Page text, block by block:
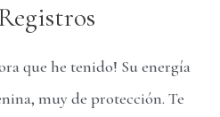
que he tenido! Su energía
muy de protección. Te